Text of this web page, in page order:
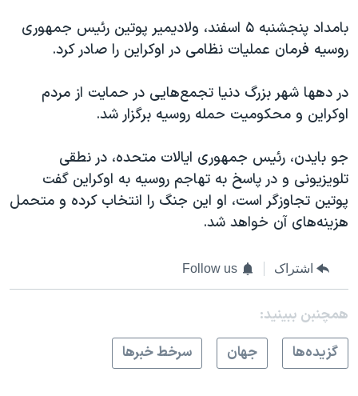
بامداد پنجشنبه ۵ اسفند،‌ ولادیمیر پوتین رئيس جمهوری
روسیه فرمان عملیات نظامی در اوکراین را صادر کرد.
در دهها شهر بزرگ دنیا تجمع‌هایی در حمایت از مردم
اوکراین و محکومیت حمله روسیه برگزار شد.
جو بایدن، رئیس جمهوری ایالات متحده، در نطقی
تلویزیونی و در پاسخ به تهاجم روسیه به اوکراین گفت
پوتین تجاوزگر است، او این جنگ را انتخاب کرده و متحمل
هزینه‌های آن خواهد شد.
اشتراک Follow us
همچنبن ببینید:
گزيده‌ها
جهان سرخط خبرها